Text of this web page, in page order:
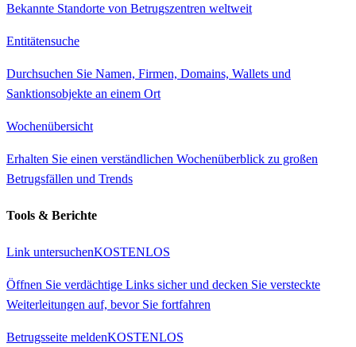
Bekannte Standorte von Betrugszentren weltweit
Entitätensuche
Durchsuchen Sie Namen, Firmen, Domains, Wallets und
Sanktionsobjekte an einem Ort
Wochenübersicht
Erhalten Sie einen verständlichen Wochenüberblick zu großen
Betrugsfällen und Trends
Tools & Berichte
Link untersuchenKOSTENLOS
Öffnen Sie verdächtige Links sicher und decken Sie versteckte
Weiterleitungen auf, bevor Sie fortfahren
Betrugsseite meldenKOSTENLOS